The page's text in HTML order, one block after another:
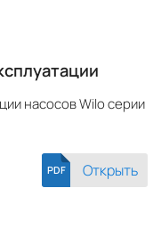
насосов Wilo серии
PDF Открыть